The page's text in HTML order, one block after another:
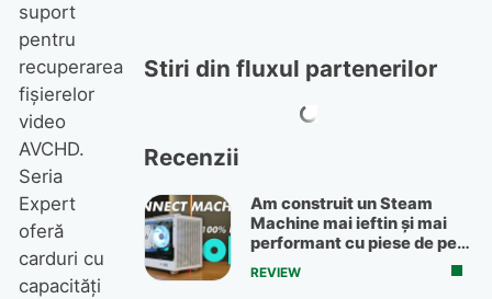
suport
pentru
recuperarea
fişierelor
video
AVCHD.
Seria
Expert
oferă
carduri cu
capacităţi
Stiri din fluxul partenerilor
Recenzii
Am construit un Steam
Machine mai ieftin și mai
performant cu piese de pe
OLX
REVIEW